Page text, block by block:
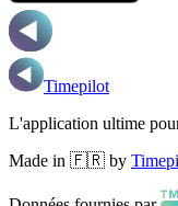
Timepilot
L'application ultime
Made in 🇫🇷 by